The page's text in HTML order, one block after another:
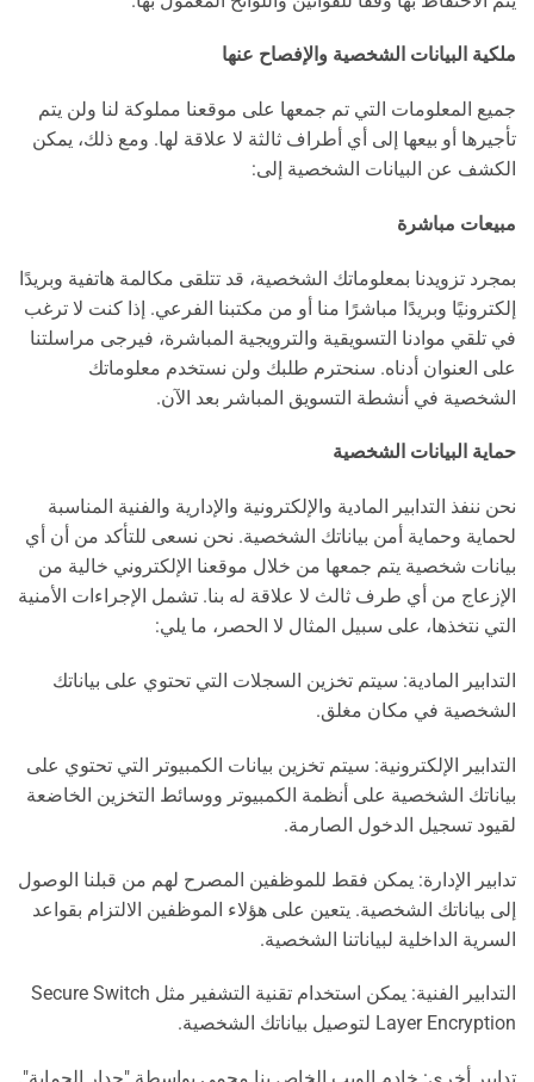
ملكية البيانات الشخصية والإفصاح عنها
جميع المعلومات التي تم جمعها على موقعنا مملوكة لنا ولن يتم
تأجيرها أو بيعها إلى أي أطراف ثالثة لا علاقة لها. ومع ذلك، يمكن
الكشف عن البيانات الشخصية إلى:
مبيعات مباشرة
بمجرد تزويدنا بمعلوماتك الشخصية، قد تتلقى مكالمة هاتفية وبريدًا
إلكترونيًا وبريدًا مباشرًا منا أو من مكتبنا الفرعي. إذا كنت لا ترغب
في تلقي موادنا التسويقية والترويجية المباشرة، فيرجى مراسلتنا
على العنوان أدناه. سنحترم طلبك ولن نستخدم معلوماتك
الشخصية في أنشطة التسويق المباشر بعد الآن.
حماية البيانات الشخصية
نحن ننفذ التدابير المادية والإلكترونية والإدارية والفنية المناسبة
لحماية وحماية أمن بياناتك الشخصية. نحن نسعى للتأكد من أن أي
بيانات شخصية يتم جمعها من خلال موقعنا الإلكتروني خالية من
الإزعاج من أي طرف ثالث لا علاقة له بنا. تشمل الإجراءات الأمنية
التي نتخذها، على سبيل المثال لا الحصر، ما يلي:
التدابير المادية: سيتم تخزين السجلات التي تحتوي على بياناتك
الشخصية في مكان مغلق.
التدابير الإلكترونية: سيتم تخزين بيانات الكمبيوتر التي تحتوي على
بياناتك الشخصية على أنظمة الكمبيوتر ووسائط التخزين الخاضعة
لقيود تسجيل الدخول الصارمة.
تدابير الإدارة: يمكن فقط للموظفين المصرح لهم من قبلنا الوصول
إلى بياناتك الشخصية. يتعين على هؤلاء الموظفين الالتزام بقواعد
السرية الداخلية لبياناتنا الشخصية.
التدابير الفنية: يمكن استخدام تقنية التشفير مثل Secure Switch
Layer Encryption لتوصيل بياناتك الشخصية.